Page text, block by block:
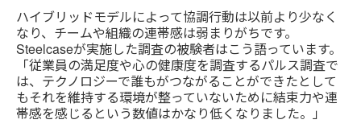
ハイブリッドモデルによって協調行動は以前より少なく
なり、チームや組織の連帯感は弱まりがちです。
Steelcaseが実施した調査の被験者はこう語っています。
「従業員の満足度や心の健康度を調査するパルス調査で
は、テクノロジーで誰もがつながることができたとして
もそれを維持する環境が整っていないために結束力や連
帯感を感じるという数値はかなり低くなりました。」